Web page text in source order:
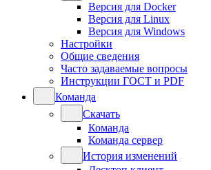
Версия для Docker
Версия для Linux
Версия для Windows
Настройки
Общие сведения
Часто задаваемые вопросы
Инструкции ГОСТ и PDF
Команда
Скачать
Команда
Команда сервер
История изменений